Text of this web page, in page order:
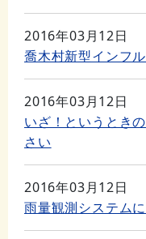
2016年03月12日
喬木村新型インフ
2016年03月12日
いざ！というとき
さい
2016年03月12日
雨量観測システム